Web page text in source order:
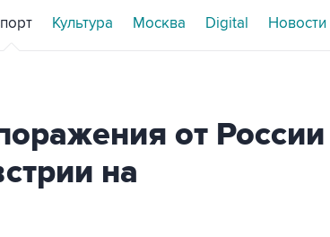
Культура Москва Digital Новости
от России
на